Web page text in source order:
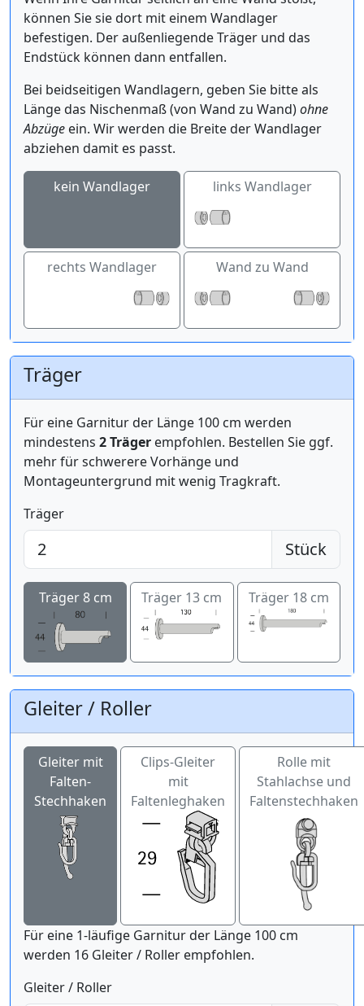
können Sie sie dort mit einem Wandlager
befestigen. Der außenliegende Träger und das
Endstück können dann entfallen.
Bei beidseitigen Wandlagern, geben Sie bitte als
Länge das Nischenmaß (von Wand zu Wand)ohne
Abzüge ein. Wir werden die Breite der Wandlager
abziehen damit es passt.
kein Wandlager links Wandlager
rechts Wandlager Wand zu Wand
Träger
Für eine Garnitur der Länge 100 cm werden
mindestens 2 Träger empfohlen. Bestellen Sie ggf.
mehr für schwerere Vorhänge und
Montageuntergrund mit wenig Tragkraft.
Träger
Stück
Träger 8 cm Träger 13 cm Träger 18 cm
Gleiter / Roller
Gleiter mit
Falten-
Stechhaken
Clips-Gleiter
mit
Faltenleghaken
Rolle mit
Stahlachse und
Faltenstechhaken
Für eine 1-läufige Garnitur der Länge 100 cm
werden 16 Gleiter / Roller empfohlen.
Gleiter / Roller